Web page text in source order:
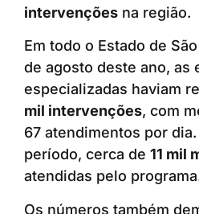
intervenções na região.
Em todo o Estado de
de agosto deste ano, as
especializadas haviam
mil intervenções, com
67 atendimentos por
período, cerca de 11 mil
atendidas pelo
Os números também